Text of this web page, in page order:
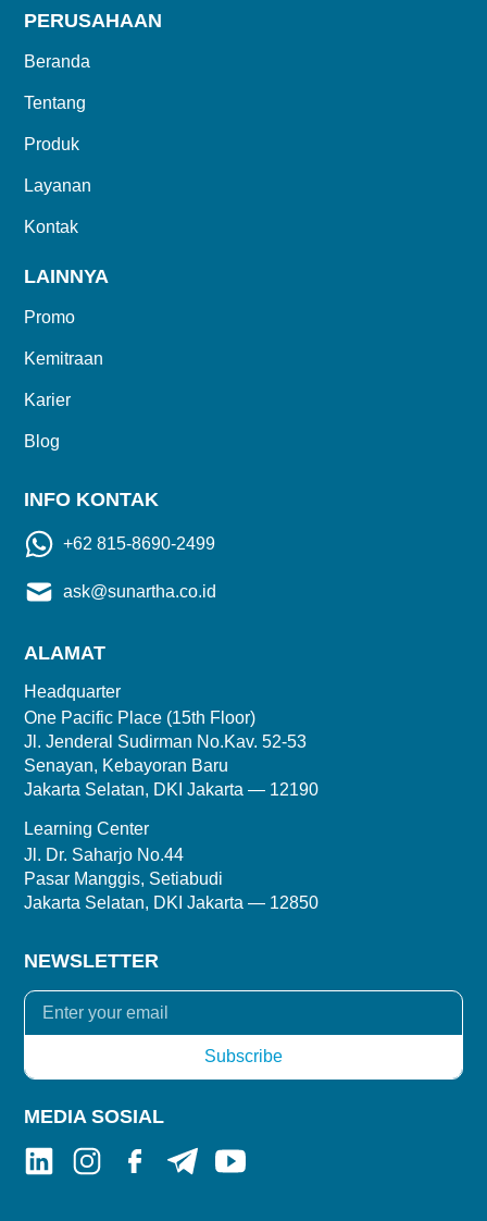
PERUSAHAAN
Beranda
Tentang
Produk
Layanan
Kontak
LAINNYA
Promo
Kemitraan
Karier
Blog
INFO KONTAK
+62 815-8690-2499
ask@sunartha.co.id
ALAMAT
Headquarter
One Pacific Place (15th Floor)
Jl. Jenderal Sudirman No.Kav. 52-53
Senayan, Kebayoran Baru
Jakarta Selatan, DKI Jakarta — 12190
Learning Center
Jl. Dr. Saharjo No.44
Pasar Manggis, Setiabudi
Jakarta Selatan, DKI Jakarta — 12850
NEWSLETTER
MEDIA SOSIAL